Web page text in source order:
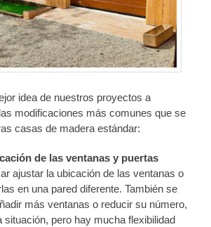
idea de nuestros proyectos a
modificaciones más comunes que se
casas de madera estándar:
de las ventanas y puertas
ajustar la ubicación de las ventanas o
en una pared diferente. También se
más ventanas o reducir su número,
situación, pero hay mucha flexibilidad